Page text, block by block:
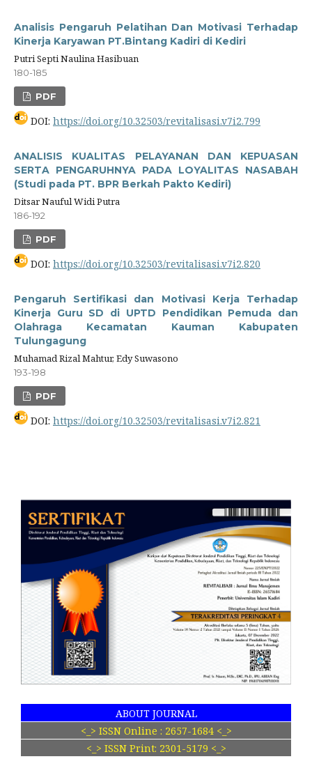
Analisis Pengaruh Pelatihan Dan Motivasi Terhadap
Kinerja Karyawan PT.Bintang Kadiri di Kediri
Putri Septi Naulina Hasibuan
180-185
PDF
DOI: https://doi.org/10.32503/revitalisasi.v7i2.799
ANALISIS KUALITAS PELAYANAN DAN KEPUASAN
SERTA PENGARUHNYA PADA LOYALITAS NASABAH
(Studi pada PT. BPR Berkah Pakto Kediri)
Ditsar Nauful Widi Putra
186-192
PDF
DOI: https://doi.org/10.32503/revitalisasi.v7i2.820
Pengaruh Sertifikasi dan Motivasi Kerja Terhadap
Kinerja Guru SD di UPTD Pendidikan Pemuda dan
Olahraga Kecamatan Kauman Kabupaten
Tulungagung
Muhamad Rizal Mahtur, Edy Suwasono
193-198
PDF
DOI: https://doi.org/10.32503/revitalisasi.v7i2.821
ABOUT JOURNAL
<_> ISSN Online : 2657-1684 <_>
<_> ISSN Print: 2301-5179 <_>